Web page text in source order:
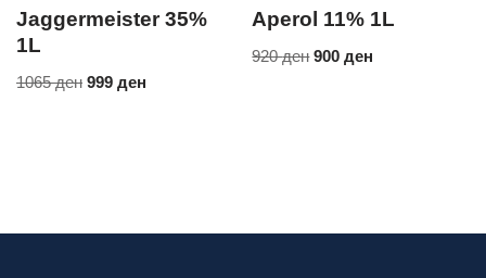
Jaggermeister 35%
1L
1065ден 999 ден
Aperol 11% 1L
920ден 900ден